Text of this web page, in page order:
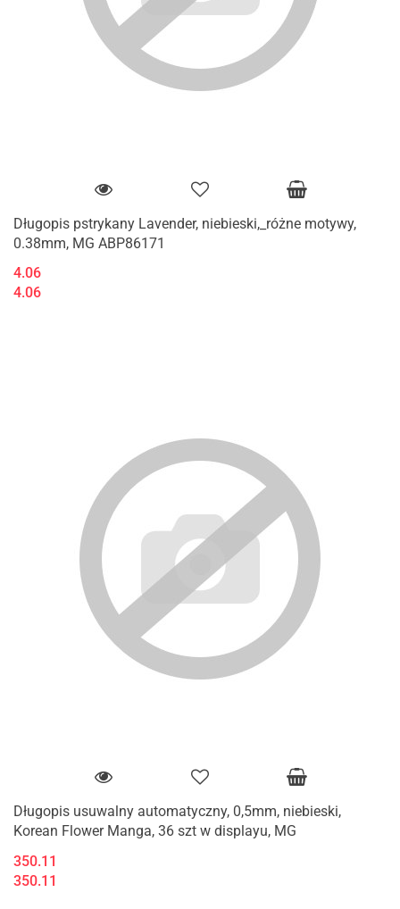
Długopis pstrykany Lavender, niebieski,_różne motywy,
0.38mm, MG ABP86171
4.06
4.06
Długopis usuwalny automatyczny, 0,5mm, niebieski,
Korean Flower Manga, 36 szt w displayu, MG
350.11
350.11